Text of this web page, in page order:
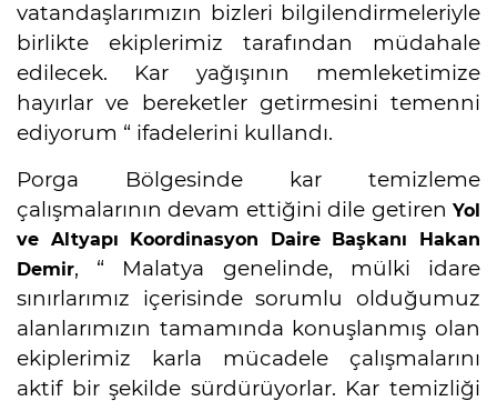
vatandaşlarımızın bizleri bilgilendirmeleriyle
birlikte ekiplerimiz tarafından müdahale
edilecek. Kar yağışının memleketimize
hayırlar ve bereketler getirmesini temenni
ediyorum “ ifadelerini kullandı.
Porga Bölgesinde kar temizleme
çalışmalarının devam ettiğini dile getiren Yol
ve Altyapı Koordinasyon Daire Başkanı Hakan
Demir, “ Malatya genelinde, mülki idare
sınırlarımız içerisinde sorumlu olduğumuz
alanlarımızın tamamında konuşlanmış olan
ekiplerimiz karla mücadele çalışmalarını
aktif bir şekilde sürdürüyorlar. Kar temizliği